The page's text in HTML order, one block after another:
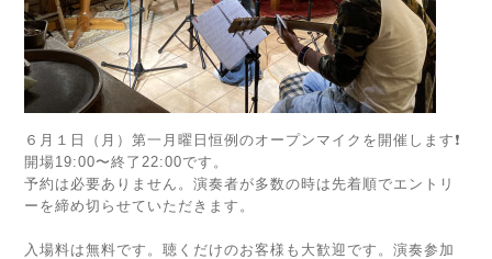
６月１日（月）第一月曜日恒例のオープンマイクを開催します❗️
開場19:00〜終了22:00です。
予約は必要ありません。演奏者が多数の時は先着順でエントリ
ーを締め切らせていただきます。
入場料は無料です。聴くだけのお客様も大歓迎です。演奏参加